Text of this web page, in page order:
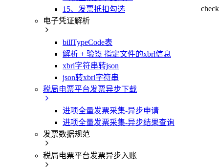
15、发票抵扣勾选
电子凭证解析
billTypeCode表
解析 + 验签 指定文件的xbrl信息
xbrl字符串转json
json转xbrl字符串
税局电票平台发票异步下载
进项全量发票采集-异步申请
进项全量发票采集-异步结果查询
发票数据规范
税局电票平台发票异步入账